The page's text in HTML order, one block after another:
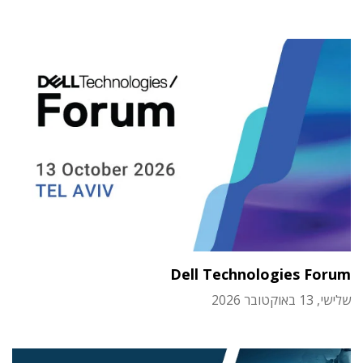
Dell Technologies Forum
שלישי, 13 באוקטובר 2026